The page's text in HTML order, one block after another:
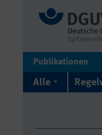
Publikationen
Alle